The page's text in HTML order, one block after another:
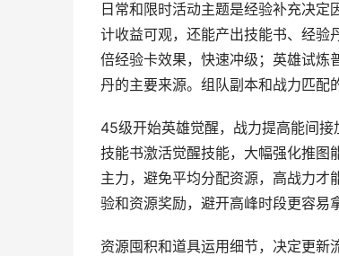
日常和限时活动主题是经验补充决
计收益可观，还能产出技能书、经验
倍经验卡效果，快速冲级；英雄试炼
丹的主要来源。组队副本和战力匹配
45级开始英雄觉醒，战力提高能间
技能书激活觉醒技能，大幅强化推图
主力，避免平均分配资源，高战力才
验和资源奖励，避开高峰时段更容易
资源囤积和道具运用细节，决定更新